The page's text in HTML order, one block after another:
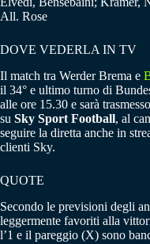
All. Rose
DOVE VEDERLA IN TV
Il match tra Werder Brema e
il 34° e ultimo turno di
alle ore 15.30 e sarà
su Sky Sport Football, al
seguire la diretta anche in
clienti Sky.
QUOTE
Secondo le previsioni degli
leggermente favoriti alla
l’1 e il pareggio (X) sono